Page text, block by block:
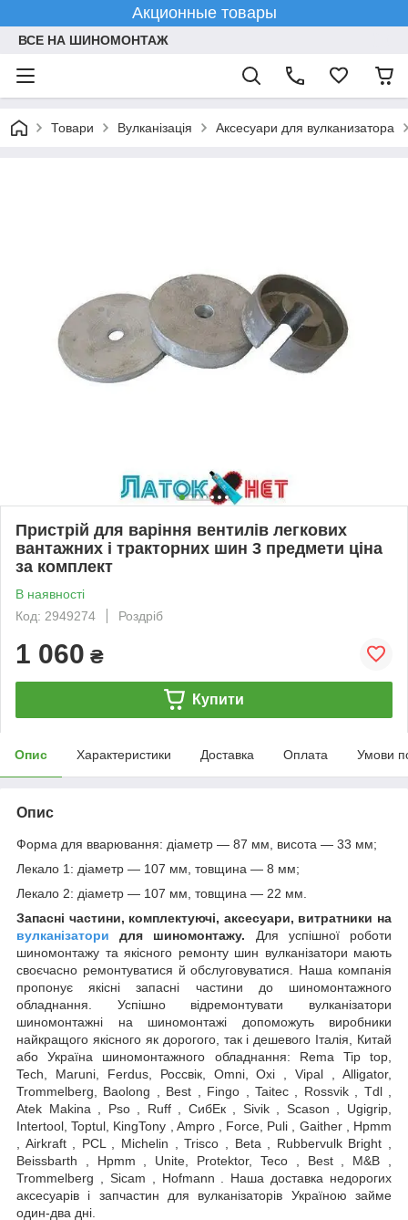
Акционные товары
ВСЕ НА ШИНОМОНТАЖ
Товари Вулканізація Аксесуари для вулканизатора
Пристрій для варіння вентилів легкових
вантажних і тракторних шин 3 предмети ціна
за комплект
В наявності
Код: 2949274
Роздріб
1 060 ₴
Купити
Опис Характеристики Доставка Оплата Умови
Опис
Форма для вварювання: діаметр — 87 мм, висота — 33 мм;
Лекало 1: діаметр — 107 мм, товщина — 8 мм;
Лекало 2: діаметр — 107 мм, товщина — 22 мм.
Запасні частини, комплектуючі, аксесуари, витратники на
вулканізатори для шиномонтажу. Для успішної роботи
шиномонтажу та якісного ремонту шин вулканізатори мають
своєчасно ремонтуватися й обслуговуватися. Наша компанія
пропонує якісні запасні частини до шиномонтажного
обладнання. Успішно відремонтувати вулканізатори
шиномонтажні на шиномонтажі допоможуть виробники
найкращого якісного як дорогого, так і дешевого Італія, Китай
або Україна шиномонтажного обладнання: Rema Tip top,
Tech, Maruni, Ferdus, Россвік, Omni, Oxi , Vipal , Alligator,
Trommelberg, Baolong , Best , Fingo , Taitec , Rossvik , Tdl ,
Atek Makina , Pso , Ruff , СибЕк , Sivik , Scason , Ugigrip,
Intertool, Toptul, KingTony , Ampro , Force, Puli , Gaither , Hpmm
, Airkraft , PCL , Michelin , Trisco , Beta , Rubbervulk Bright ,
Beissbarth , Hpmm , Unite, Protektor, Teco , Best , M&B ,
Trommelberg , Sicam , Hofmann . Наша доставка недорогих
аксесуарів і запчастин для вулканізаторів Україною займе
один-два дні.